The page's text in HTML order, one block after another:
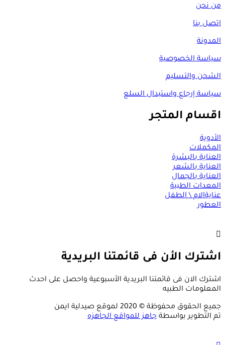
من نحن
اتصل بنا
المدونة
سياسة الخصوصية
الشحن والتسليم
سياسة إرجاع واستبدال السلع
اقسام المتجر
الأدوية
المكملات
العناية بالبشرة
العناية بالشعر
العناية بالجمال
المعدات الطبية
عنايةالام \ الطفل
العطور
اشترك الأن فى قائمتنا البريدية
اشترك الان فى قائمتنا البريدية الأسبوعية واحصل على احدث
المعلومات الطبيه
جميع الحقوق محفوظة © 2020 لموقع صيدلية ايمن
تم التطوير بواسطة جاهز للمواقع الجاهزه